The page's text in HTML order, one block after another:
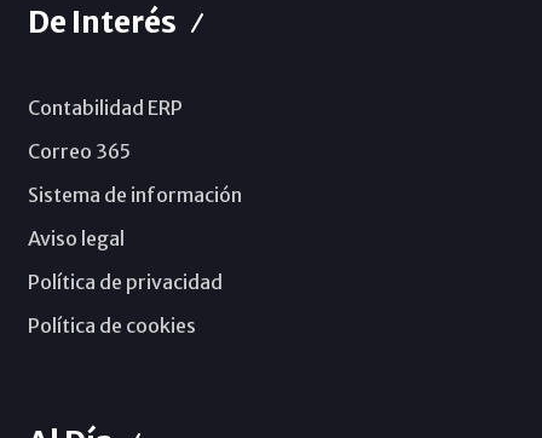
De Interés
Contabilidad ERP
Correo 365
Sistema de información
Aviso legal
Política de privacidad
Política de cookies